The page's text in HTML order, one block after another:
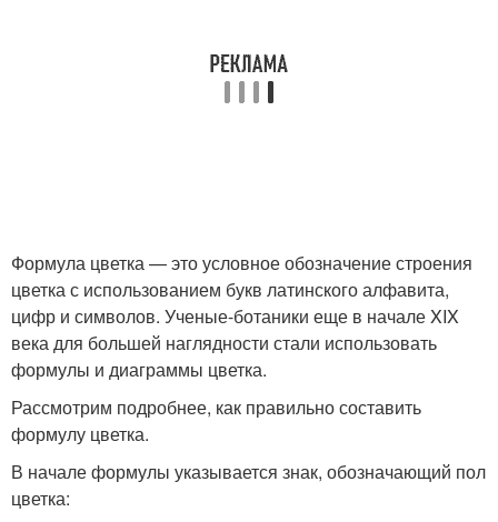
Формула цветка — это условное обозначение строения
цветка с использованием букв латинского алфавита,
цифр и символов. Ученые-ботаники еще в начале XIX
века для большей наглядности стали использовать
формулы и диаграммы цветка.
Рассмотрим подробнее, как правильно составить
формулу цветка.
В начале формулы указывается знак, обозначающий пол
цветка: